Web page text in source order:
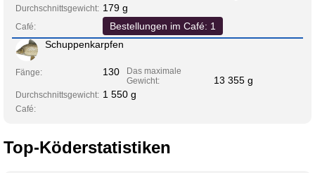
Durchschnittsgewicht: 179 g
Café:
Bestellungen im Café: 1
Schuppenkarpfen
Fänge: 130
Das maximale
Gewicht:
13 355 g
Durchschnittsgewicht: 1 550 g
Café:
Top-Köderstatistiken